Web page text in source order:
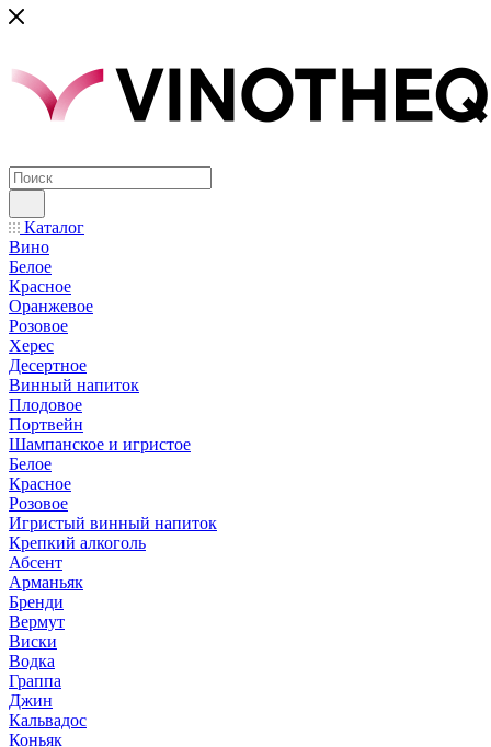
Каталог
Вино
Белое
Красное
Оранжевое
Розовое
Херес
Десертное
Винный напиток
Плодовое
Портвейн
Шампанское и игристое
Белое
Красное
Розовое
Игристый винный напиток
Крепкий алкоголь
Абсент
Арманьяк
Бренди
Вермут
Виски
Водка
Граппа
Джин
Кальвадос
Коньяк